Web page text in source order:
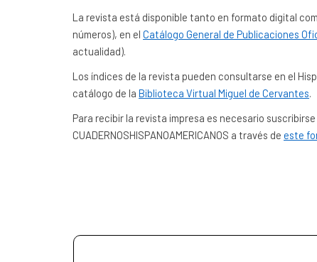
La revista está disponible tanto en formato digital
números), en el Catálogo General de Publicaciones
actualidad).
Los índices de la revista pueden consultarse en el
catálogo de la Biblioteca Virtual Miguel de Cervantes.
Para recibir la revista impresa es necesario suscribirse
CUADERNOSHISPANOAMERICANOS a través de este